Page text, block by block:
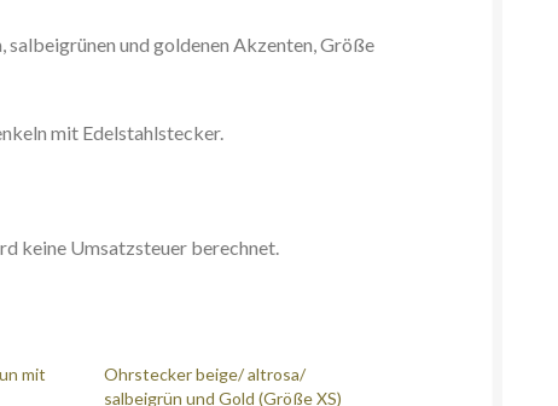
und goldenen Akzenten, Größe
mit Edelstahlstecker.
keine Umsatzsteuer berechnet.
mit
Ohrstecker beige/ altrosa/
salbeigrün und Gold (Größe XS)